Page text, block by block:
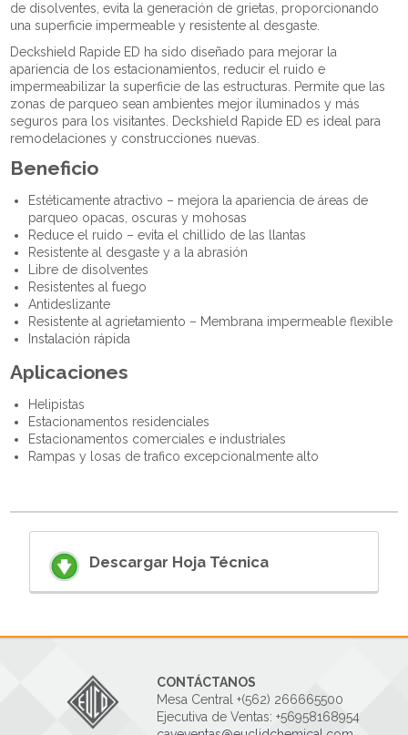
de disolventes, evita la generación de grietas, proporcionando
una superficie impermeable y resistente al desgaste.
Deckshield Rapide ED ha sido diseñado para mejorar la
apariencia de los estacionamientos, reducir el ruido e
impermeabilizar la superficie de las estructuras. Permite que las
zonas de parqueo sean ambientes mejor iluminados y más
seguros para los visitantes. Deckshield Rapide ED es ideal para
remodelaciones y construcciones nuevas.
Beneficio
Estéticamente atractivo – mejora la apariencia de áreas de
parqueo opacas, oscuras y mohosas
Reduce el ruido – evita el chillido de las llantas
Resistente al desgaste y a la abrasión
Libre de disolventes
Resistentes al fuego
Antideslizante
Resistente al agrietamiento – Membrana impermeable flexible
Instalación rápida
Aplicaciones
Helipistas
Estacionamentos residenciales
Estacionamentos comerciales e industriales
Rampas y losas de trafico excepcionalmente alto
Descargar Hoja Técnica
CONTÁCTANOS
Mesa Central +(562) 266665500
Ejecutiva de Ventas: +56958168954